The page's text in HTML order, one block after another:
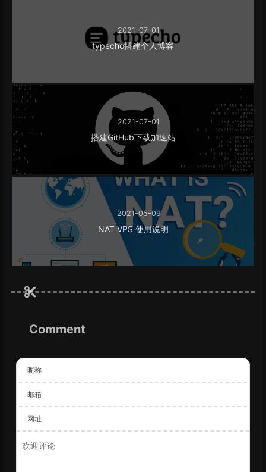
2021-07-01
typecho搭建个人博客
2021-07-01
搭建GitHub下载加速站
2021-05-09
NAT VPS 使用说明
Comment
昵称
邮箱
网址